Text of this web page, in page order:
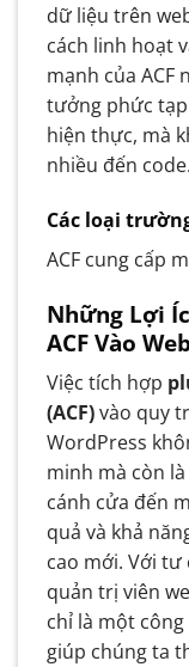
dữ liệu trên
cách linh hoạt
mạnh của ACF
tưởng phức
hiện thực, mà
nhiều đến code.
Các loại
ACF cung cấp
Những Lợi
ACF Vào
Việc tích hợp
(ACF)vào quy
WordPress
minh mà còn
cánh cửa đến
quả và khả
cao mới. Với
quản trị viên
chỉ là một
giúp chúng ta